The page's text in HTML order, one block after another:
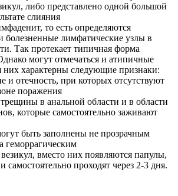
либо представлено одной большой
слияния
то есть определяются
болезненные лимфатические узлы в
Так протекает типичная форма
могут отмечаться и атипичные
них характерны следующие признаки:
и отечность, при которых отсутствуют
поражения
в анальной области и в области
которые самостоятельно заживают
быть заполнены не прозрачным
геморрагическим
вместо них появляются папулы,
самостоятельно проходят через 2-3 дня.